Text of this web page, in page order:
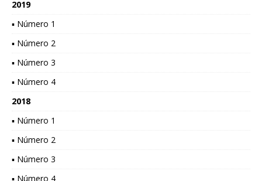
2019
▪ Número 1
▪ Número 2
▪ Número 3
▪ Número 4
2018
▪ Número 1
▪ Número 2
▪ Número 3
▪ Número 4